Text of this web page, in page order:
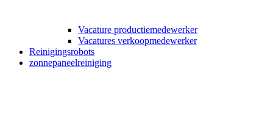
Vacature productiemedewerker
Vacatures verkoopmedewerker
Reinigingsrobots
zonnepaneelreiniging